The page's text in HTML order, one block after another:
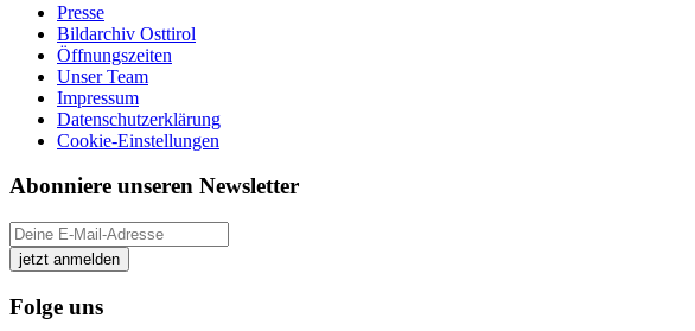
Presse
Bildarchiv Osttirol
Öffnungszeiten
Unser Team
Impressum
Datenschutzerklärung
Cookie-Einstellungen
Abonniere unseren Newsletter
jetzt anmelden
Folge uns